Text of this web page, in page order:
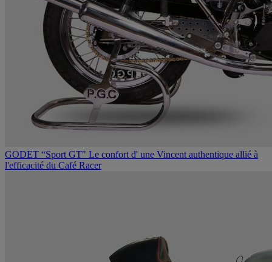
GODET “Sport GT" Le confort d' une Vincent authentique allié à
l'efficacité du Café Racer